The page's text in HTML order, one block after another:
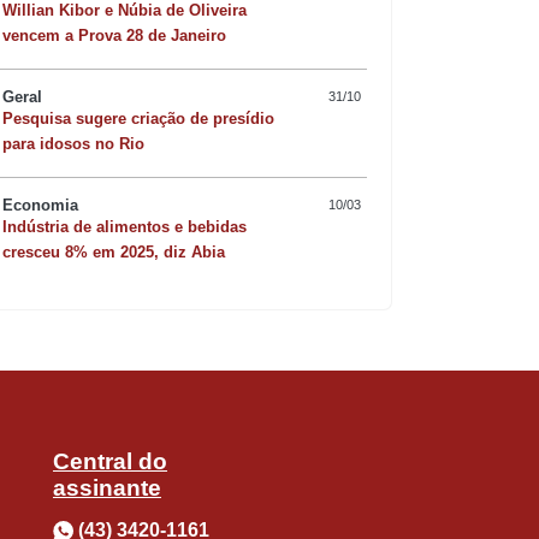
grande desde o primeiro dia de
conforme a demanda exigia, para
de Saúde (AMS) de Apucarana,
outros 20%, que equivale a mais de
80% da população pertencente ao
Quer sofisticar o
risoto de camarão
Willian Kibor e Núbia de Oliveira
vencem a Prova 28 de Janeiro
Geral 31/10
Pesquisa sugere criação de presídio
para idosos no Rio
Economia 10/03
Indústria de alimentos e bebidas
cresceu 8% em 2025, diz Abia
Central do
assinante
(43) 3420-1161